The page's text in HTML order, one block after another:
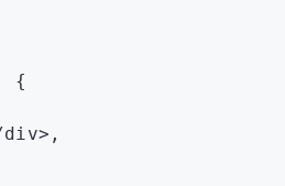
{
div> ,